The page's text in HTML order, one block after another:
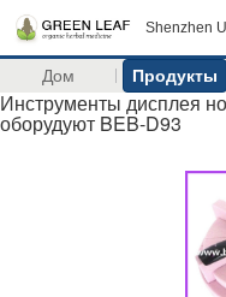
Shenzhen
Дом Продукты
Инструменты дисплея
оборудуют BEB-D93